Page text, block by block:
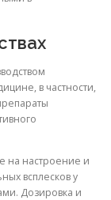
в частности,
на настроение и
всплесков у
Дозировка и